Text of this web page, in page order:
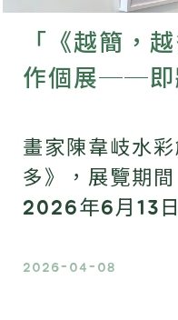
「《越簡，
作個展──即
畫家陳韋岐水
多》，展覽期
2026年6月13
（宜蘭縣三星
2026-04-08